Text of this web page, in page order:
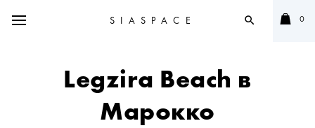
SIASPACE search 0
Legzira Beach в
Марокко